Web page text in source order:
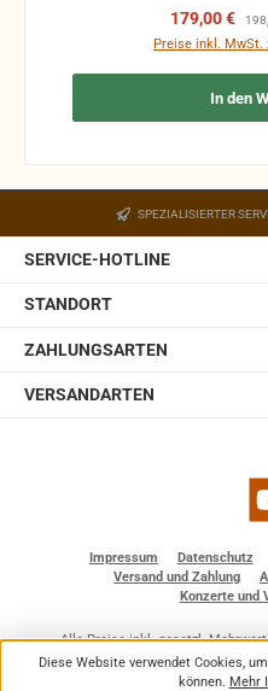
direkter Nähe von Video-
kann, ohne unliebsame
Das Gehäuse der JBL
hochverdichtetem
Resonanzarmut
an optionalem
Der Halter ist mit einem
welches in der
Somit lässt sich die JBL
Zubehörteile einfach und
179,00 €
Preise inkl. MwSt.
In den
SPEZIALISIERTER
SERVICE-HOTLINE
STANDORT
ZAHLUNGSARTEN
VERSANDARTEN
Impressum Datenschutz
Versand und Zahlung
Konzerte und
Alle Preise inkl. gesetzl.
Nachnahmegebühren,
© 2026 BF - Dienstleistungen - Alle
Diese Website verwendet Cookies,
können. Mehr